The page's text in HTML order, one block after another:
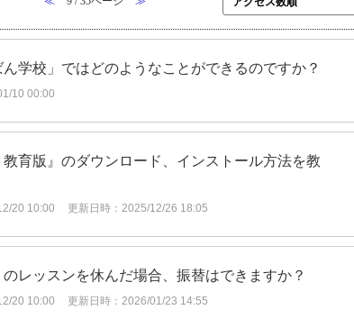
ん学校」ではどのようなことができるのですか？
10 00:00
育版』のダウンロード、インストール方法を教
20 10:00 更新日時：2025/12/26 18:05
レッスンを休んだ場合、振替はできますか？
20 10:00 更新日時：2026/01/23 14:55